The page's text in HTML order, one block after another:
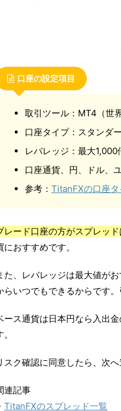
口座の設定項目
取引ツール：MT4（世
口座タイプ：スタンダ
レバレッジ：最大
口座通貨、円、ドル、
参考： TitanFXの口座
レード口座の方がスプレッ
におすすめです。
た、レバレッジは最大値が
らいつでもできるからです
ース通貨は日本円なら入出
スク確認に同意したら、次へ
連記事
TitanFXのスプレッド一覧